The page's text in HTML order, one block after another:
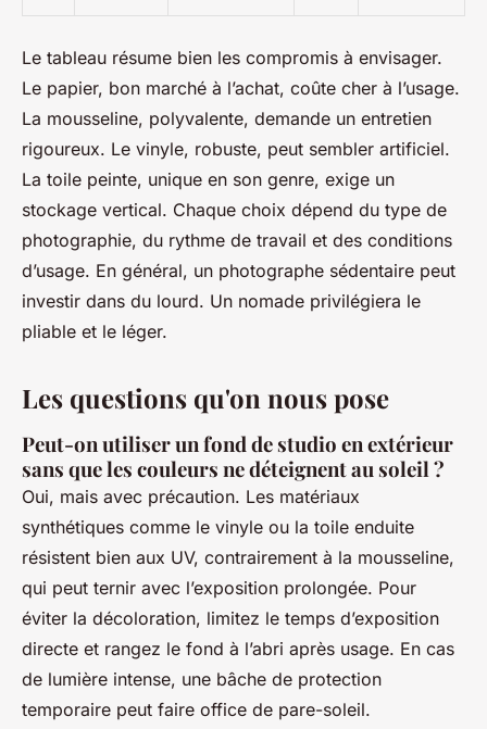
Le tableau résume bien les compromis à envisager.
Le papier, bon marché à l’achat, coûte cher à l’usage.
La mousseline, polyvalente, demande un entretien
rigoureux. Le vinyle, robuste, peut sembler artificiel.
La toile peinte, unique en son genre, exige un
stockage vertical. Chaque choix dépend du type de
photographie, du rythme de travail et des conditions
d’usage. En général, un photographe sédentaire peut
investir dans du lourd. Un nomade privilégiera le
pliable et le léger.
Les questions qu'on nous pose
Peut-on utiliser un fond de studio en extérieur
sans que les couleurs ne déteignent au soleil ?
Oui, mais avec précaution. Les matériaux
synthétiques comme le vinyle ou la toile enduite
résistent bien aux UV, contrairement à la mousseline,
qui peut ternir avec l’exposition prolongée. Pour
éviter la décoloration, limitez le temps d’exposition
directe et rangez le fond à l’abri après usage. En cas
de lumière intense, une bâche de protection
temporaire peut faire office de pare-soleil.